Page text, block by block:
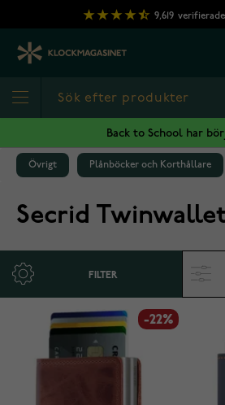
Hoppa till innehållet
9,619
Back to School har
Övrigt Plånböcker och Korthållare
Secrid
FILTER
-22%